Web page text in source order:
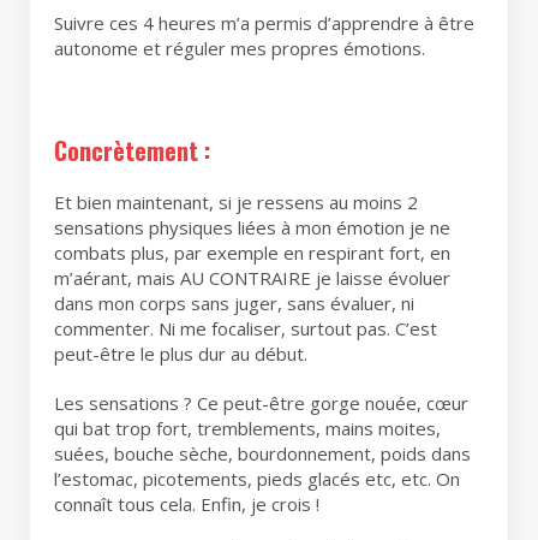
Suivre ces 4 heures m’a permis d’apprendre à être
autonome et réguler mes propres émotions.
Concrètement :
Et bien maintenant, si je ressens au moins 2
sensations physiques liées à mon émotion je ne
combats plus, par exemple en respirant fort, en
m’aérant, mais AU CONTRAIRE je laisse évoluer
dans mon corps sans juger, sans évaluer, ni
commenter. Ni me focaliser, surtout pas. C’est
peut-être le plus dur au début.
Les sensations ? Ce peut-être gorge nouée, cœur
qui bat trop fort, tremblements, mains moites,
suées, bouche sèche, bourdonnement, poids dans
l’estomac, picotements, pieds glacés etc, etc. On
connaît tous cela. Enfin, je crois !